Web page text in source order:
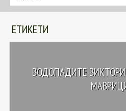
ДЕСТИНАЦИИ
ЕКЗОТИЧНИ ПОЧИВКИ
ЕТИКЕТИ
ВОДОПАДИТЕ